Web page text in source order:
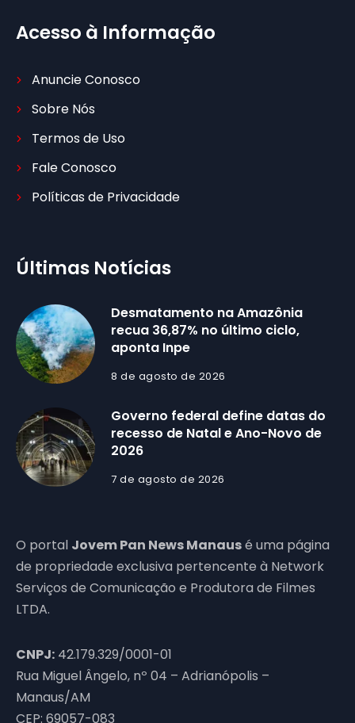
Acesso à Informação
Anuncie Conosco
Sobre Nós
Termos de Uso
Fale Conosco
Políticas de Privacidade
Últimas Notícias
Desmatamento na Amazônia
recua 36,87% no último ciclo,
aponta Inpe
8 de agosto de 2026
Governo federal define datas do
recesso de Natal e Ano-Novo de
2026
7 de agosto de 2026
O portal Jovem Pan News Manausé uma página
de propriedade exclusiva pertencente à Network
Serviços de Comunicação e Produtora de Filmes
LTDA.
CNPJ: 42.179.329/0001-01
Rua Miguel Ângelo, nº 04 – Adrianópolis –
Manaus/AM
CEP: 69057-083